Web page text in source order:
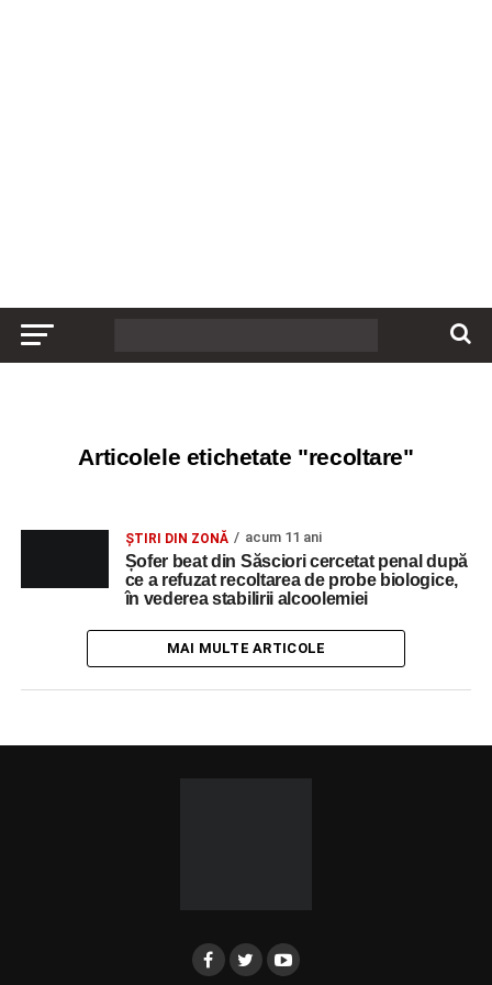
Articolele etichetate "recoltare"
ȘTIRI DIN ZONĂ acum 11 ani
Șofer beat din Săsciori cercetat penal după
ce a refuzat recoltarea de probe biologice,
în vederea stabilirii alcoolemiei
MAI MULTE ARTICOLE